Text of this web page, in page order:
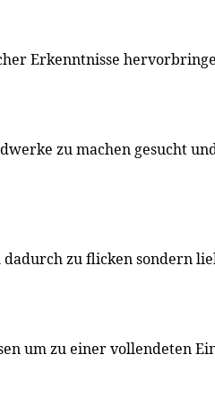
Erkenntnisse
zu machen gesucht
dadurch zu flicken sondern
um zu einer vollendeten